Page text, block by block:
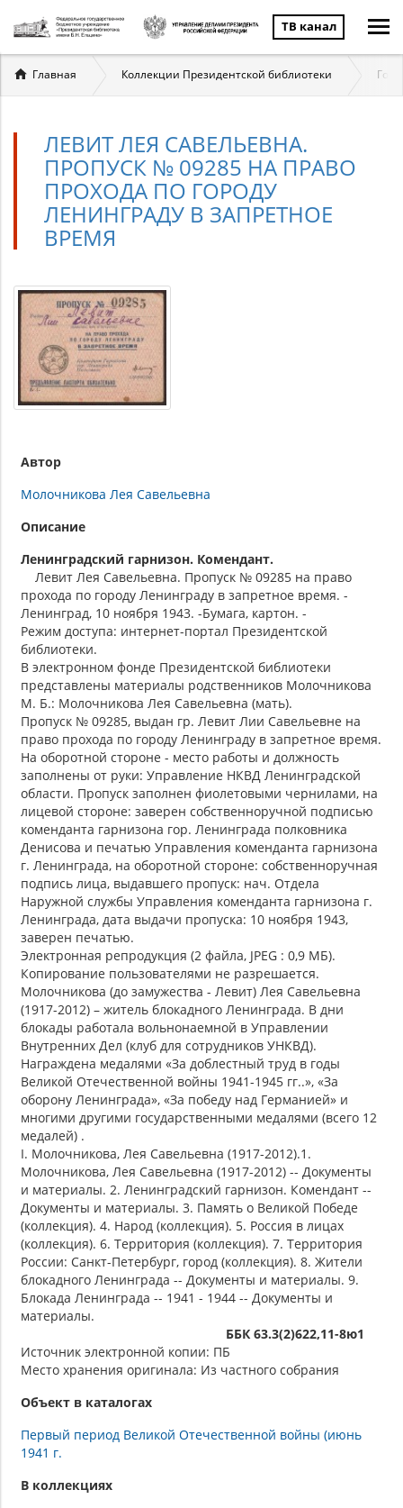
ТВ канал
Вы
здесь
Главная Коллекции Президентской библиотеки
ЛЕВИТ ЛЕЯ САВЕЛЬЕВНА.
ПРОПУСК № 09285 НА ПРАВО
ПРОХОДА ПО ГОРОДУ
ЛЕНИНГРАДУ В ЗАПРЕТНОЕ
ВРЕМЯ
Автор
Молочникова Лея Савельевна
Описание
Ленинградский гарнизон. Комендант.
Левит Лея Савельевна. Пропуск № 09285 на право
прохода по городу Ленинграду в запретное время. -
Ленинград, 10 ноября 1943. -Бумага, картон. -
Режим доступа: интернет-портал Президентской
библиотеки.
В электронном фонде Президентской библиотеки
представлены материалы родственников Молочникова
М. Б.: Молочникова Лея Савельевна (мать).
Пропуск № 09285, выдан гр. Левит Лии Савельевне на
право прохода по городу Ленинграду в запретное время.
На оборотной стороне - место работы и должность
заполнены от руки: Управление НКВД Ленинградской
области. Пропуск заполнен фиолетовыми чернилами, на
лицевой стороне: заверен собственноручной подписью
коменданта гарнизона гор. Ленинграда полковника
Денисова и печатью Управления коменданта гарнизона
г. Ленинграда, на оборотной стороне: собственноручная
подпись лица, выдавшего пропуск: нач. Отдела
Наружной службы Управления коменданта гарнизона г.
Ленинграда, дата выдачи пропуска: 10 ноября 1943,
заверен печатью.
Электронная репродукция (2 файла, JPEG : 0,9 МБ).
Копирование пользователями не разрешается.
Молочникова (до замужества - Левит) Лея Савельевна
(1917-2012) – житель блокадного Ленинграда. В дни
блокады работала вольнонаемной в Управлении
Внутренних Дел (клуб для сотрудников УНКВД).
Награждена медалями «За доблестный труд в годы
Великой Отечественной войны 1941-1945 гг..», «За
оборону Ленинграда», «За победу над Германией» и
многими другими государственными медалями (всего 12
медалей) .
I. Молочникова, Лея Савельевна (1917-2012).1.
Молочникова, Лея Савельевна (1917-2012) -- Документы
и материалы. 2. Ленинградский гарнизон. Комендант --
Документы и материалы. 3. Память о Великой Победе
(коллекция). 4. Народ (коллекция). 5. Россия в лицах
(коллекция). 6. Территория (коллекция). 7. Территория
России: Санкт-Петербург, город (коллекция). 8. Жители
блокадного Ленинграда -- Документы и материалы. 9.
Блокада Ленинграда -- 1941 - 1944 -- Документы и
материалы.
ББК 63.3(2)622,11-8ю1
Источник электронной копии: ПБ
Место хранения оригинала: Из частного собрания
Объект в каталогах
Первый период Великой Отечественной войны (июнь
1941 г.
В коллекциях